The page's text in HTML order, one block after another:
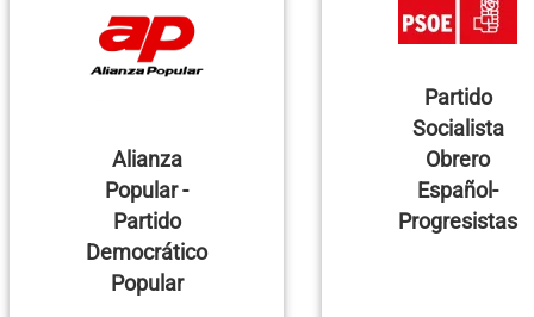
Alianza
Popular -
Partido
Democrático
Popular
Partido
Socialista
Obrero
Español-
Progresistas